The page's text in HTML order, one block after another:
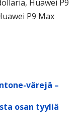
Huawei P9
P9 Max
värejä –
osan tyyliä